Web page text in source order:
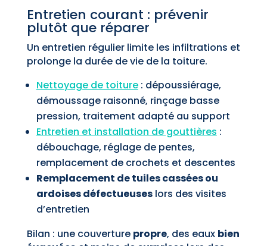
Entretien courant : prévenir
plutôt que réparer
Un entretien régulier limite les infiltrations et
prolonge la durée de vie de la toiture.
Nettoyage de toiture: dépoussiérage,
démoussage raisonné, rinçage basse
pression, traitement adapté au support
Entretien et installation de gouttières :
débouchage, réglage de pentes,
remplacement de crochets et descentes
Remplacement de tuiles cassées ou
ardoises défectueuseslors des visites
d’entretien
Bilan : une couverture propre, des eaux bien